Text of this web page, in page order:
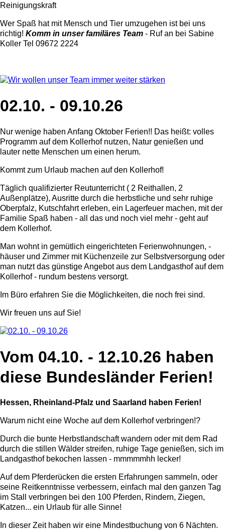
Reinigungskraft
Wer Spaß hat mit Mensch und Tier umzugehen ist bei uns
richtig! Komm in unser familäres Team - Ruf an bei Sabine
Koller Tel 09672 2224
02.10. - 09.10.26
Nur wenige haben Anfang Oktober Ferien!! Das heißt: volles
Programm auf dem Kollerhof nutzen, Natur genießen und
lauter nette Menschen um einen herum.
Kommt zum Urlaub machen auf den Kollerhof!
Täglich qualifizierter Reutunterricht ( 2 Reithallen, 2
Außenplätze), Ausritte durch die herbstliche und sehr ruhige
Oberpfalz, Kutschfahrt erleben, ein Lagerfeuer machen, mit der
Familie Spaß haben - all das und noch viel mehr - geht auf
dem Kollerhof.
Man wohnt in gemütlich eingerichteten Ferienwohnungen, -
häuser und Zimmer mit Küchenzeile zur Selbstversorgung oder
man nutzt das günstige Angebot aus dem Landgasthof auf dem
Kollerhof - rundum bestens versorgt.
Im Büro erfahren Sie die Möglichkeiten, die noch frei sind.
Wir freuen uns auf Sie!
Vom 04.10. - 12.10.26 haben
diese Bundesländer Ferien!
Hessen, Rheinland-Pfalz und Saarland haben Ferien!
Warum nicht eine Woche auf dem Kollerhof verbringen!?
Durch die bunte Herbstlandschaft wandern oder mit dem Rad
durch die stillen Wälder streifen, ruhige Tage genießen, sich im
Landgasthof bekochen lassen - mmmmmhh lecker!
Auf dem Pferderücken die ersten Erfahrungen sammeln, oder
seine Reitkenntnisse verbessern, einfach mal den ganzen Tag
im Stall verbringen bei den 100 Pferden, Rindern, Ziegen,
Katzen... ein Urlaub für alle Sinne!
In dieser Zeit haben wir eine Mindestbuchung von 6 Nächten.